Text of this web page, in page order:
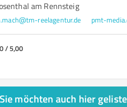
am Rennsteig
reelagentur.de pmt-
/ 5,00
Sie möchten auch hier